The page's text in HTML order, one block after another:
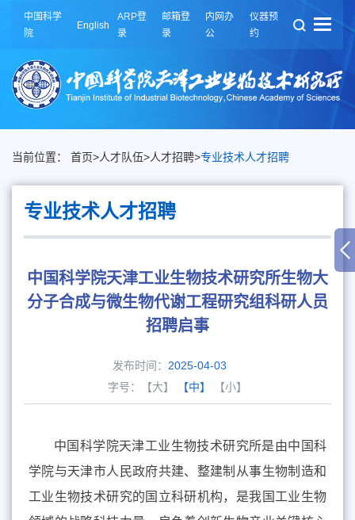
中国科学
院
English
ARP登
录
邮箱登
录
内网办
公
仪器预
约
当前位置： 首页>人才队伍>人才招聘>专业技术人才招聘
专业技术人才招聘
中国科学院天津工业生物技术研究所生物大
分子合成与微生物代谢工程研究组科研人员
招聘启事
发布时间： 2025-04-03
字号：
【大】 【中】 【小】
中国科学院天津工业生物技术研究所是由中国科
学院与天津市人民政府共建、整建制从事生物制造和
工业生物技术研究的国立科研机构，是我国工业生物